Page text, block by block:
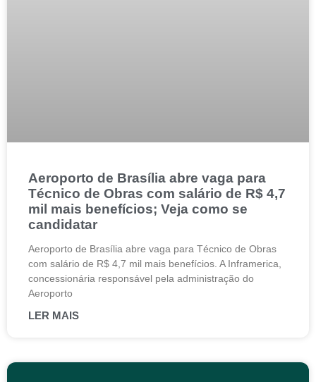
Aeroporto de Brasília abre vaga para
Técnico de Obras com salário de R$ 4,7
mil mais benefícios; Veja como se
candidatar
Aeroporto de Brasília abre vaga para Técnico de Obras
com salário de R$ 4,7 mil mais benefícios. A Inframerica,
concessionária responsável pela administração do
Aeroporto
LER MAIS